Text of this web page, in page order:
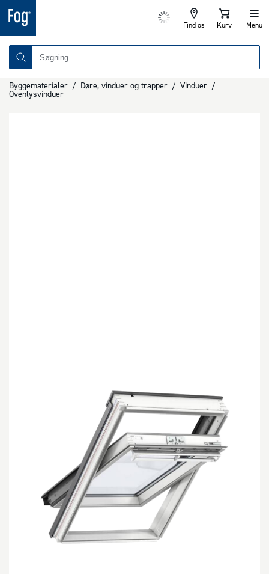
Find os Kurv Menu
Byggematerialer / Døre, vinduer og trapper / Vinduer /
Ovenlysvinduer